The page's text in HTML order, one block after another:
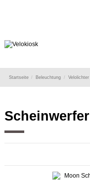
Startseite Beleuchtung Velolichter
Scheinwerfer